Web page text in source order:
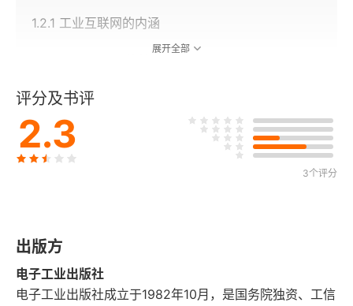
1.2.1 工业互联网的内涵
1.3 工业互联网发展现状
1.3.1 主要国家工业互联网发展现状
2.1 工业互联网技术体系
2.2 工业互联网体系架构
展开全部
评分及书评
2.3
3个评分
出版方
电子工业出版社
电子工业出版社成立于1982年10月，是国务院独资、工信